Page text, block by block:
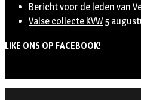
Bericht voor de leden van
Valse collecte KVW 5
LIKE ONS OP FACEBOOK!